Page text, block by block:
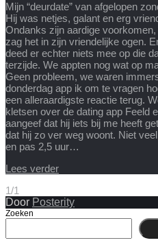
Mijn “deurdate” van afgelopen
Hij was netjes, galant en erg
Ondanks zijn aardige
zag het in zijn vriendelijke ogen.
deed er echter niets mee op die
terzijde. We appten nog wat op
Geen probleem, we waren
donderdag app ik om te vragen
een alleraardigste reactie terug.
kletsen over de dating app Feeld
aangeef dat hij iets bij me heeft
dat hij zo ver weg woont. Niet
en pas 2,5 uur…
Lees verder
1/1
Door Posterity
Zoeken